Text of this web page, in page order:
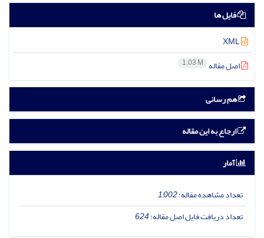
فایل ها
اصل مقاله 1.03 M
هم رسانی
ارجاع به این مقاله
آمار
تعداد مشاهده مقاله:1,002
تعداد دریافت فایل اصل مقاله:624